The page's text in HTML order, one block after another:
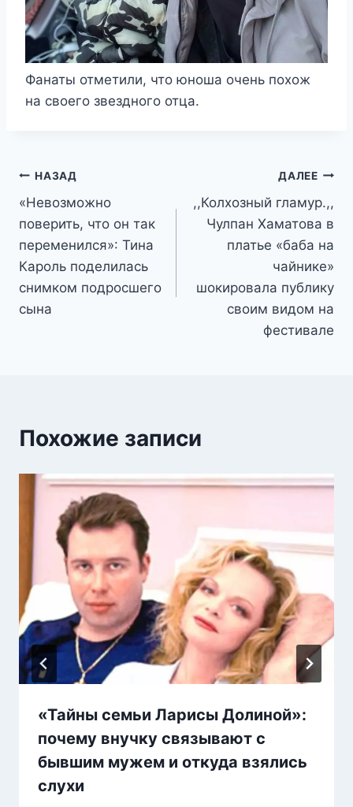
Фанаты отметили, что юноша очень похож
на своего звездного отца.
Навигация
по
записям
НАЗАД
«Невозможно
поверить, что он так
переменился»: Тина
Кароль поделилась
снимком подросшего
сына
ДАЛЕЕ
,,Колхозный гламур.,,
Чулпан Хаматова в
платье «баба на
чайнике»
шокировала публику
своим видом на
фестивале
Похожие записи
«Тайны семьи Ларисы Долиной»:
почему внучку связывают с
бывшим мужем и откуда взялись
слухи